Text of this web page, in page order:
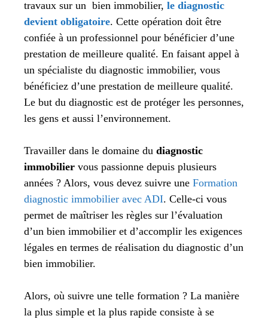
travaux sur un bien immobilier, le diagnostic
devient obligatoire. Cette opération doit être
confiée à un professionnel pour bénéficier d’une
prestation de meilleure qualité. En faisant appel à
un spécialiste du diagnostic immobilier, vous
bénéficiez d’une prestation de meilleure qualité.
Le but du diagnostic est de protéger les personnes,
les gens et aussi l’environnement.
Travailler dans le domaine du diagnostic
immobilier vous passionne depuis plusieurs
années ? Alors, vous devez suivre une Formation
diagnostic immobilier avec ADI. Celle-ci vous
permet de maîtriser les règles sur l’évaluation
d’un bien immobilier et d’accomplir les exigences
légales en termes de réalisation du diagnostic d’un
bien immobilier.
Alors, où suivre une telle formation ? La manière
la plus simple et la plus rapide consiste à se